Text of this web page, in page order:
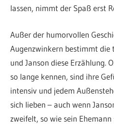
lassen, nimmt der Spaß erst
Außer der humorvollen
Augenzwinkern bestimmt die
und Janson diese Erzählung.
so lange kennen, sind ihre
intensiv und jedem
sich lieben – auch wenn
zweifelt, so wie sein